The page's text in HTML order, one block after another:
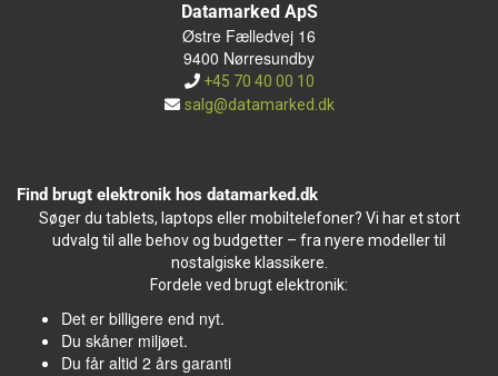
Datamarked ApS
Østre Fælledvej 16
9400 Nørresundby
+45 70 40 00 10
salg@datamarked.dk
Find brugt elektronik hos datamarked.dk
Søger du tablets, laptops eller mobiltelefoner? Vi har et stort
udvalg til alle behov og budgetter – fra nyere modeller til
nostalgiske klassikere.
Fordele ved brugt elektronik:
Det er billigere end nyt.
Du skåner miljøet.
Du får altid 2 års garanti